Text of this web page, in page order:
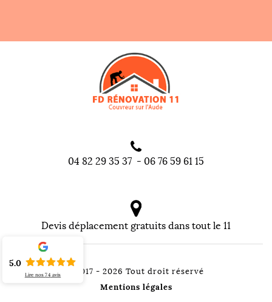
04 82 29 35 37 - 06 76 59 61 15
Devis déplacement gratuits dans tout le 11
©2017 - 2026 Tout droit réservé
Mentions légales
5.0
Lire nos74 avis